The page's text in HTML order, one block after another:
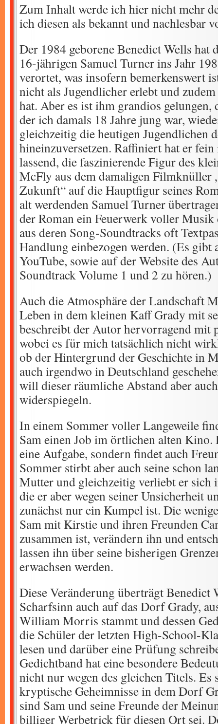
Zum Inhalt werde ich hier nicht mehr
ich diesen als bekannt und nachlesbar
Der 1984 geborene Benedict Wells hat
16-jährigen Samuel Turner ins Jahr
verortet, was insofern bemerkenswert
nicht als Jugendlicher erlebt und
hat. Aber es ist ihm grandios
der ich damals 18 Jahre jung war,
gleichzeitig die heutigen Jugendlichen
hineinzuversetzen. Raffiniert hat er
lassend, die faszinierende Figur des
McFly aus dem damaligen Filmknüller
Zukunft“ auf die Hauptfigur seines
alt werdenden Samuel Turner
der Roman ein Feuerwerk voller Musik
aus deren Song-Soundtracks oft
Handlung einbezogen werden. (Es
YouTube, sowie auf der Website des
Soundtrack Volume 1 und 2 zu hören.)
Auch die Atmosphäre der Landschaft
Leben in dem kleinen Kaff Grady mit
beschreibt der Autor hervorragend mit
wobei es für mich tatsächlich nicht
ob der Hintergrund der Geschichte in
auch irgendwo in Deutschland
will dieser räumliche Abstand aber
widerspiegeln.
In einem Sommer voller Langeweile
Sam einen Job im örtlichen alten
eine Aufgabe, sondern findet auch
Sommer stirbt aber auch seine schon
Mutter und gleichzeitig verliebt er sich
die er aber wegen seiner Unsicherheit
zunächst nur ein Kumpel ist. Die
Sam mit Kirstie und ihren Freunden
zusammen ist, verändern ihn und
lassen ihn über seine bisherigen
erwachsen werden.
Diese Veränderung überträgt Benedict
Scharfsinn auch auf das Dorf Grady,
William Morris stammt und dessen
die Schüler der letzten High-School-
lesen und darüber eine Prüfung
Gedichtband hat eine besondere
nicht nur wegen des gleichen Titels. Es
kryptische Geheimnisse in dem Dorf
sind Sam und seine Freunde der
billiger Werbetrick für diesen Ort sei.